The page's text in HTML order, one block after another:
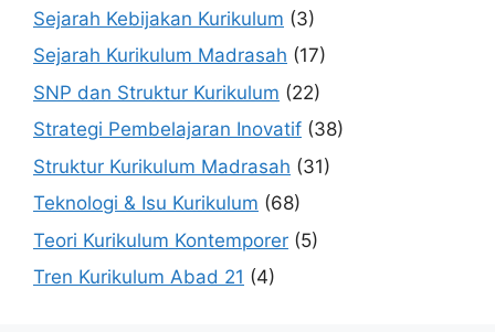
Sejarah Kebijakan Kurikulum (3)
Sejarah Kurikulum Madrasah (17)
SNP dan Struktur Kurikulum (22)
Strategi Pembelajaran Inovatif (38)
Struktur Kurikulum Madrasah (31)
Teknologi & Isu Kurikulum (68)
Teori Kurikulum Kontemporer (5)
Tren Kurikulum Abad 21 (4)